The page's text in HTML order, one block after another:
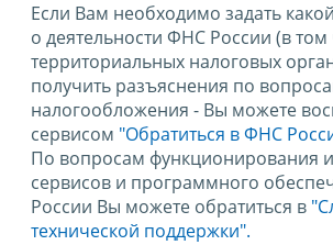
Если Вам необходимо задать
о деятельности ФНС России (в том
территориальных налоговых
получить разъяснения по
налогообложения - Вы можете
сервисом "Обратиться в ФНС
По вопросам функционирования
сервисов и программного
России Вы можете обратиться в
технической поддержки".